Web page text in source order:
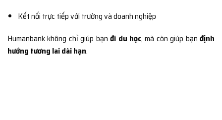
Kết nối trực tiếp với trường và doanh nghiệp
Humanbank không chỉ giúp bạnđi du học, mà còn giúp bạnđịnh
hướng tương lai dài hạn.